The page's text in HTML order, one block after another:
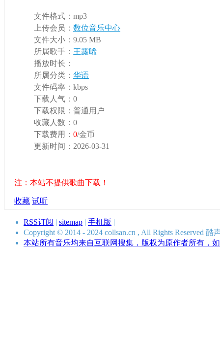
文件格式： mp3
上传会员： 数位音乐中心
文件大小： 9.05 MB
所属歌手： 王露晞
播放时长：
所属分类： 华语
文件码率： kbps
下载人气： 0
下载权限： 普通用户
收藏人数： 0
下载费用： 0/金币
更新时间： 2026-03-31
注：本站不提供歌曲下载！
收藏 试听
RSS订阅 | sitemap | 手机版 |
Copyright © 2014 - 2024 collsan.cn , All Rights Reserved
本站所有音乐均来自互联网搜集，版权为原作者所有，